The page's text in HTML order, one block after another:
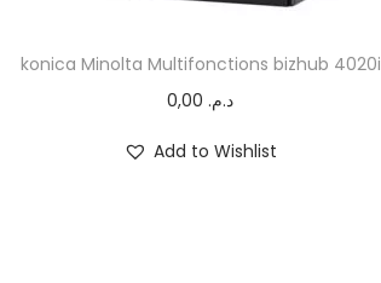
konica Minolta Multifonctions bizhub 4020i
د.م.0,00
Add to Wishlist